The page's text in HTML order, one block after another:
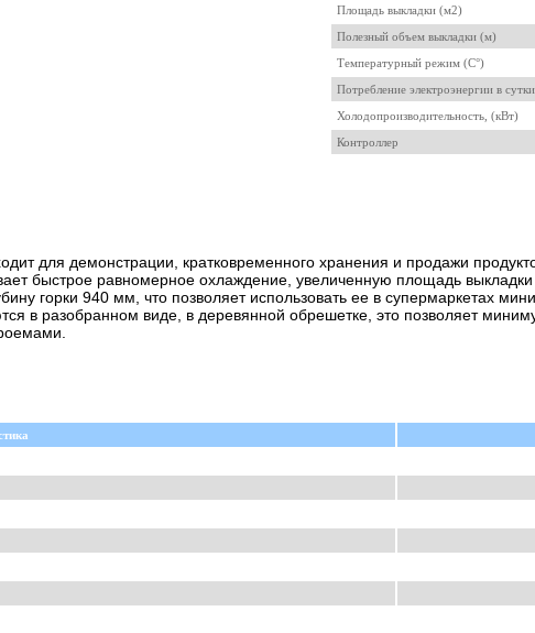
Площадь выкладки (м2)
Полезный объем выкладки (м)
Температурный режим (C°)
Потребление электроэнергии в
Холодопроизводительность, (кВт)
Контроллер
для демонстрации, кратковременного хранения и продажи
быстрое равномерное охлаждение, увеличенную площадь
горки 940 мм, что позволяет использовать ее в супермаркетах
в разобранном виде, в деревянной обрешетке, это позволяет